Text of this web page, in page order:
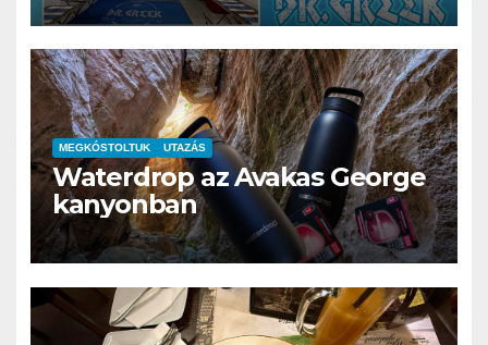
MEGKÓSTOLTUK UTAZÁS
Waterdrop az Avakas George
kanyonban